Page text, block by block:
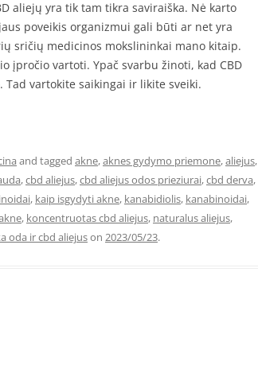
aliejų yra tik tam tikra saviraiška. Nė karto
poveikis organizmui gali būti ar net yra
sričių medicinos mokslininkai mano kitaip.
įpročio vartoti. Ypač svarbu žinoti, kad CBD
vartokite saikingai ir likite sveiki.
and tagged akne,aknes gydymo priemone,aliejus,
,cbd aliejus,cbd aliejus odos prieziurai,cbd derva,
, kaip isgydyti akne, kanabidiolis, kanabinoidai,
, koncentruotas cbd aliejus, naturalus aliejus,
oda ir cbd aliejuson 2023/05/23.